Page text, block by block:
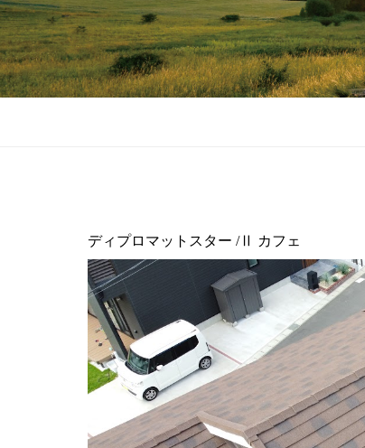
ディプロマットスター /Ⅱ カフェ